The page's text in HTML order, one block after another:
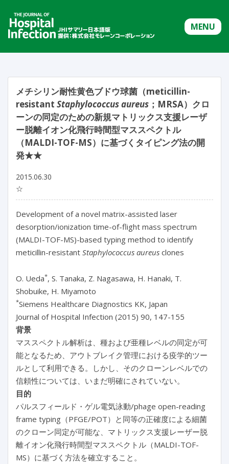
MENU
メチシリン耐性黄色ブドウ球菌（meticillin-
resistant Staphylococcus aureus ；MRSA）クロ
ーンの同定のための新規マトリックス支援レーザ
ー脱離イオン化飛行時間型マススペクトル
（MALDI-TOF-MS）に基づくタイピング法の開
発★★
2015.06.30
☆
Development of a novel matrix-assisted laser
desorption/ionization time-of-flight mass spectrum
(MALDI-TOF-MS)-based typing method to identify
meticillin-resistant Staphylococcus aureus clones
O. Ueda*, S. Tanaka, Z. Nagasawa, H. Hanaki, T.
Shobuike, H. Miyamoto
*Siemens Healthcare Diagnostics KK, Japan
Journal of Hospital Infection (2015) 90, 147-155
背景
マススペクトル解析は、種および亜種レベルの同定が可
能となるため、アウトブレイク管理における疫学的ツー
ルとして利用できる。しかし、そのクローンレベルでの
信頼性については、いまだ明確にされていない。
目的
パルスフィールド・ゲル電気泳動/phage open-reading
frame typing（PFGE/POT）と同等の正確度による細菌
のクローン同定が可能な、マトリックス支援レーザー脱
離イオン化飛行時間型マススペクトル（MALDI-TOF-
MS）に基づく方法を確立すること。